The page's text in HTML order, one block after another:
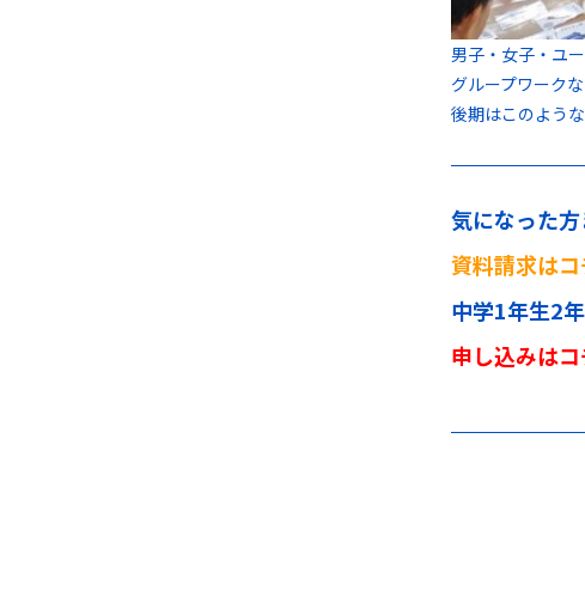
男子・女子・ユ
グループワーク
後期はこのよう
気になった方
資料請求はコ
中学1年生2
申し込みはコ